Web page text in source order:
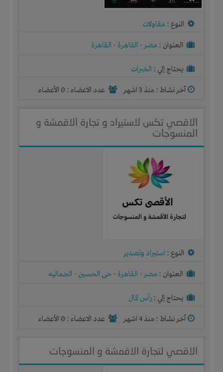
النوع : مقاولات
العنوان : مصر- القاهرة - القاهرة
يحتاج إلي : الخبرات
آخر نشاط : منذ 3 اشهر عدد الاعضاء : 0 الأعضاء
الاقصي تكس لاستيراد و تجارة الاقمشة و
المنسوجات
النوع : استيراد وتصدير
العنوان : مصر- القاهرة - حى الحسين - الجماليه
يحتاج إلي : رأس المال
آخر نشاط : منذ 4 اشهر عدد الاعضاء : 0 الأعضاء
الاقصي لتجارة الاقمشة و المنسوجات